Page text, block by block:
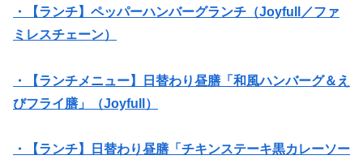
・【ランチ】ペッパーハンバーグランチ（Joyfull／ファ
ミレスチェーン）
・【ランチメニュー】日替わり昼膳「和風ハンバーグ＆え
びフライ膳」（Joyfull）
・【ランチ】日替わり昼膳「チキンステーキ黒カレーソー